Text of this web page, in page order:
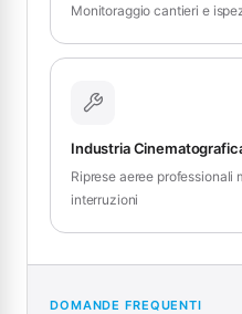
Monitoraggio cantieri e
Industria
Riprese aeree professionali
interruzioni
DOMANDE FREQUENTI